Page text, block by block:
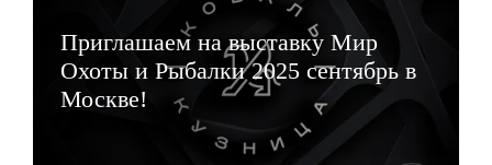
Приглашаем на выставку Мир
Охоты и Рыбалки 2025 сентябрь в
Москве!